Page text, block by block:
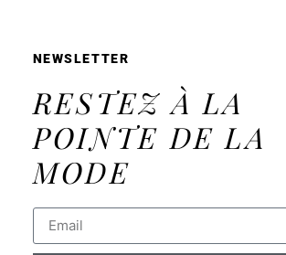
NEWSLETTER
RESTEZ À LA
POINTE DE LA
MODE